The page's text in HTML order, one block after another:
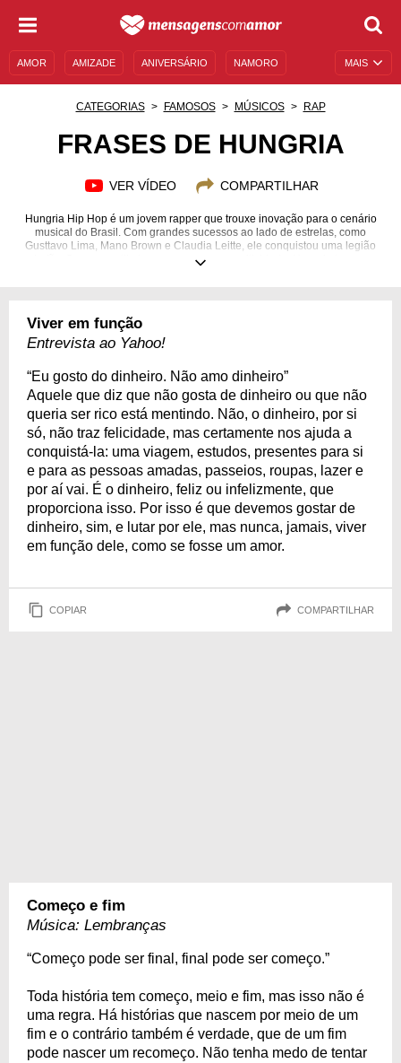
MAIS
AMOR AMIZADE ANIVERSÁRIO NAMORO
CATEGORIAS FAMOSOS MÚSICOS RAP
FRASES DE HUNGRIA
VER VÍDEO COMPARTILHAR
Hungria Hip Hop é um jovem rapper que trouxe inovação para o cenário
musical do Brasil. Com grandes sucessos ao lado de estrelas, como
Gusttavo Lima, Mano Brown e Claudia Leitte, ele conquistou uma legião
de fãs. Com um estilo leve e que emana positividade, Hungria traz um
seja nas músicas ou nas declarações à imprensa, não escondem quem
ele é. Torne-se ainda mais fã com frases de Hungria Hip Hop.
Viver em função
Entrevista ao Yahoo!
“Eu gosto do dinheiro. Não amo dinheiro”
Aquele que diz que não gosta de dinheiro ou que não
queria ser rico está mentindo. Não, o dinheiro, por si
só, não traz felicidade, mas certamente nos ajuda a
conquistá-la: uma viagem, estudos, presentes para si
e para as pessoas amadas, passeios, roupas, lazer e
por aí vai. É o dinheiro, feliz ou infelizmente, que
proporciona isso. Por isso é que devemos gostar de
dinheiro, sim, e lutar por ele, mas nunca, jamais, viver
em função dele, como se fosse um amor.
COPIAR COMPARTILHAR
Começo e fim
Música: Lembranças
“Começo pode ser final, final pode ser começo.”
Toda história tem começo, meio e fim, mas isso não é
uma regra. Há histórias que nascem por meio de um
fim e o contrário também é verdade, que de um fim
pode nascer um recomeço. Não tenha medo de tentar